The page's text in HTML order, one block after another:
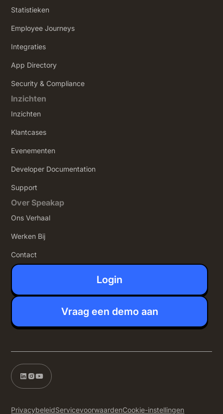
Statistieken
Employee Journeys
Integraties
App Directory
Security & Compliance
Inzichten
Inzichten
Klantcases
Evenementen
Developer Documentation
Support
Over Speakap
Ons Verhaal
Werken Bij
Contact
Login
Vraag een demo aan
PrivacybeleidServicevoorwaardenCookie-instellingen